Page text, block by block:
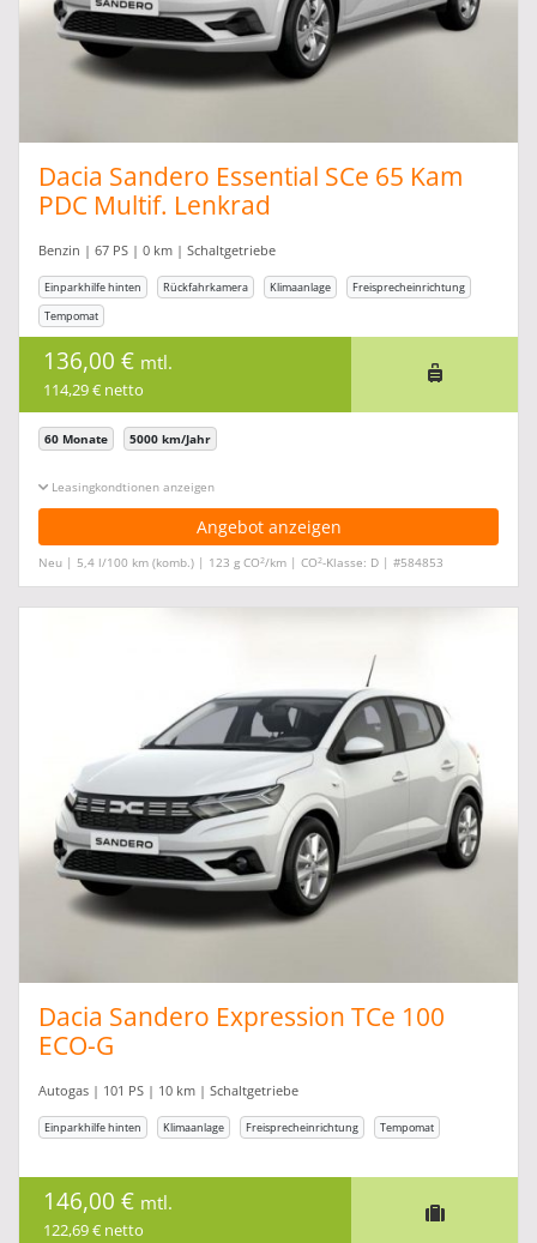
Dacia Sandero Essential SCe 65 Kam
PDC Multif. Lenkrad
Benzin | 67 PS | 0 km | Schaltgetriebe
Einparkhilfe hinten Rückfahrkamera Klimaanlage
Freisprecheinrichtung
Tempomat
136,00 € mtl.
114,29 € netto
60 Monate 5000 km/Jahr
Leasingkonditionen ein-/ausblenden
Angebot anzeigen
Neu | 5,4 l/100 km (komb.) | 123 g CO2/km | CO2-Klasse: D | #584853
Dacia Sandero Expression TCe 100
ECO-G
Autogas | 101 PS | 10 km | Schaltgetriebe
Einparkhilfe hinten Klimaanlage Freisprecheinrichtung Tempomat
146,00 € mtl.
122,69 € netto